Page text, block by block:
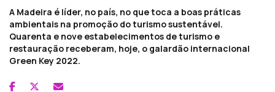
A Madeira é líder, no país, no que toca a boas práticas
ambientais na promoção do turismo sustentável.
Quarenta e nove estabelecimentos de turismo e
restauração receberam, hoje, o galardão internacional
Green Key 2022.